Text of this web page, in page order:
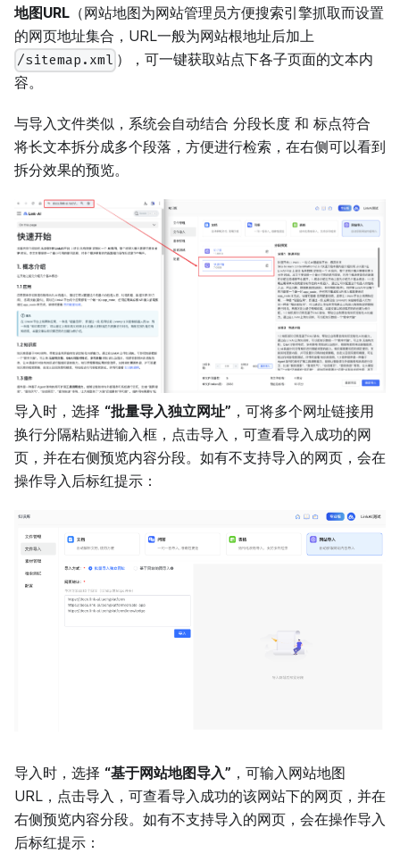
地图URL （网站地图为网站管理员方便搜索引擎抓取而设置
的网页地址集合，URL一般为网站根地址后加上
/sitemap.xml ），可一键获取站点下各子页面的文本内
容。
与导入文件类似，系统会自动结合 分段长度 和 标点符合
将长文本拆分成多个段落，方便进行检索，在右侧可以看到
拆分效果的预览。
导入时，选择 “批量导入独立网址” ，可将多个网址链接用
换行分隔粘贴进输入框，点击导入，可查看导入成功的网
页，并在右侧预览内容分段。如有不支持导入的网页，会在
操作导入后标红提示：
导入时，选择 “基于网站地图导入” ，可输入网站地图
URL，点击导入，可查看导入成功的该网站下的网页，并在
右侧预览内容分段。如有不支持导入的网页，会在操作导入
后标红提示：